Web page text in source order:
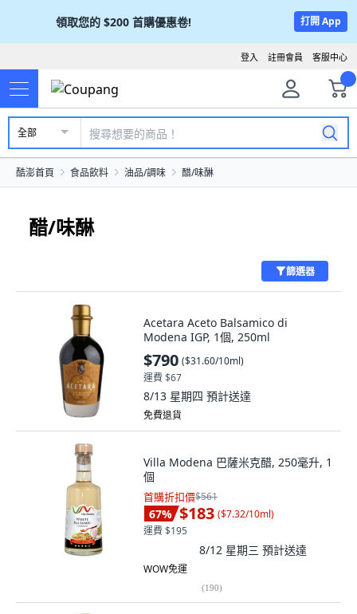
領取您的 $200 首購優惠卷! 打開 App
客服中心
註冊會員
登入
全部
酷澎首頁 食品飲料 油品/調味 醋/味醂
醋/味醂
篩選器
Acetara Aceto Balsamico di
Modena IGP, 1個, 250ml
$790 ($31.60/10ml)
運費 $67
8/13 星期四 預計送達
免費退貨
Villa Modena 巴薩米克醋, 250毫升, 1
個
首購折扣價$561
67% $183 ($7.32/10ml)
運費 $195
8/12 星期三 預計送達
WOW免運
(190)